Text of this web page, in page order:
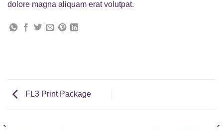
dolore magna aliquam erat volutpat.
FL3 Print Package